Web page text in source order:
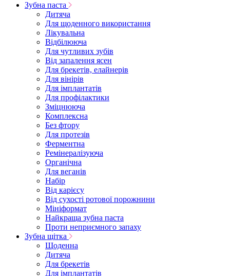
Зубна паста
Дитяча
Для щоденного використання
Лікувальна
Відбілююча
Для чутливих зубів
Від запалення ясен
Для брекетів, елайнерів
Для вінірів
Для імплантатів
Для профілактики
Зміцнююча
Комплексна
Без фтору
Для протезів
Ферментна
Ремінералізуюча
Органічна
Для веганів
Набір
Від карієсу
Від сухості ротової порожнини
Мініформат
Найкраща зубна паста
Проти неприємного запаху
Зубна щітка
Щоденна
Дитяча
Для брекетів
Для імплантатів